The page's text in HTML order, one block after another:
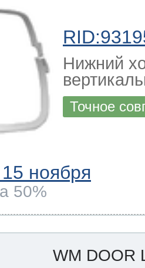
Нижний
Точное
ноября
50%
WM DOOR